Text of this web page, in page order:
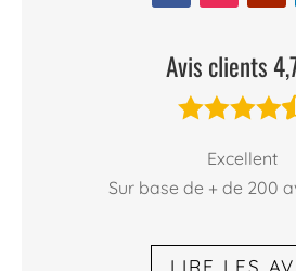
Avis clients

Excellent
Sur base de + de 200
LIRE LES